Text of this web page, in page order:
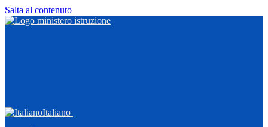
Salta al contenuto
Italiano